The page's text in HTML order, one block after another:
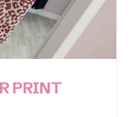
PRINT